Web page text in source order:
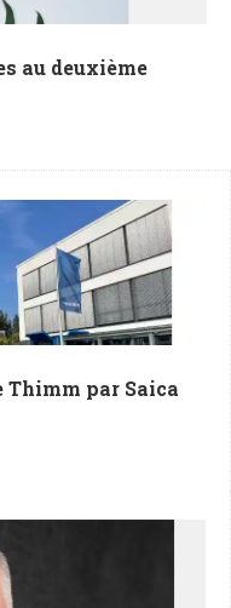
au deuxième
Thimm par Saica